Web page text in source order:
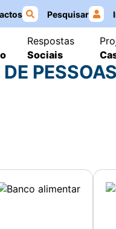
Pesquisar
Respostas
Sociais